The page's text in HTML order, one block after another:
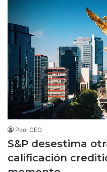
Pool CEO
S&P desestima
calificación